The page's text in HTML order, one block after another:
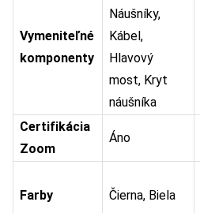
Vymeniteľné
komponenty
Náušníky,
Kábel,
Hlavový
most, Kryt
náušníka
Certifikácia
Zoom
Áno
Farby Čierna, Biela